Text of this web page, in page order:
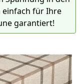
einfach für Ihre
garantiert!